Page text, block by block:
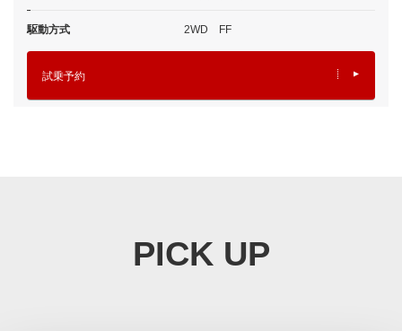
駆動方式 2WD FF
試乗予約
PICK UP